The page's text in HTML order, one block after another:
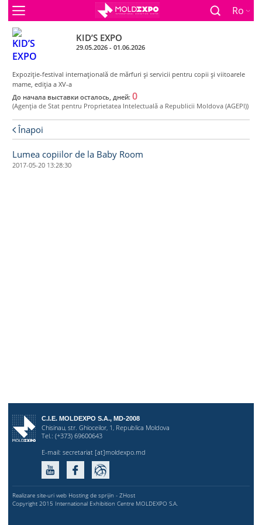
Ro
KID’S EXPO
29.05.2026 - 01.06.2026
Expoziţie-festival internaţională de mărfuri şi servicii pentru copii şi viitoarele
mame, ediţia a XV-a
До начала выставки осталось, дней: 0
(Agenţia de Stat pentru Proprietatea Intelectuală a Republicii Moldova (AGEPI))
Înapoi
Lumea copiilor de la Baby Room
2017-05-20 13:28:30
C.I.E. MOLDEXPO S.A., MD-2008
Chisinau, str. Ghioceilor, 1, Republica Moldova
Tel.: (+373) 69600643
E-mail: secretariat [at]moldexpo.md
Realizare site-uri web Hosting de sprijin - ZHost
Copyright 2015 International Exhibition Centre MOLDEXPO S.A.